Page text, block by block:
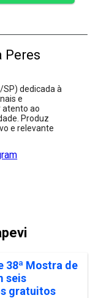
Peres
dedicada à
e
atento ao
Produz
e relevante
38ª Mostra de
seis
gratuitos